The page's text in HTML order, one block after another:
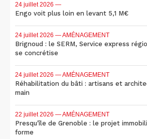
24 juillet 2026 —
Engo voit plus loin en levant 5,1 M€
24 juillet 2026 — AMÉNAGEMENT
Brignoud : le SERM, Service express
se concrétise
24 juillet 2026 — AMÉNAGEMENT
Réhabilitation du bâti : artisans et
main
22 juillet 2026 — AMÉNAGEMENT
Presqu'île de Grenoble : le projet
forme